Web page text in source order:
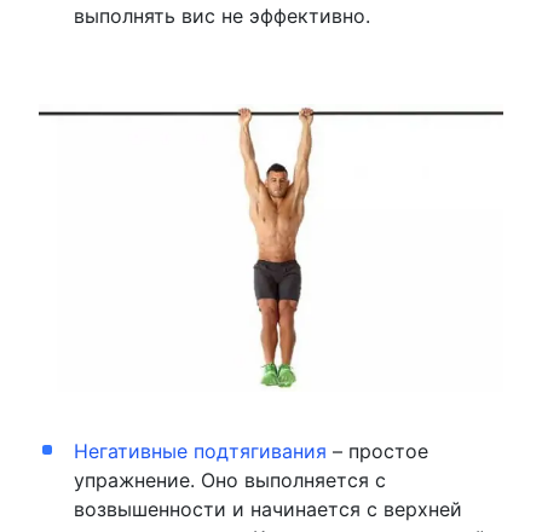
выполнять вис не эффективно.
Негативные подтягивания – простое
упражнение. Оно выполняется с
возвышенности и начинается с верхней